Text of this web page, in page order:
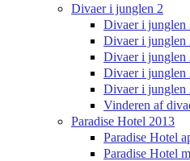
Divaer i junglen 2
Divaer i junglen
Divaer i junglen
Divaer i junglen
Divaer i junglen
Divaer i junglen
Vinderen af
Paradise Hotel 2013
Paradise Hotel
Paradise Hotel